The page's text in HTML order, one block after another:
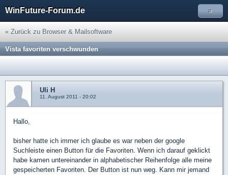
WinFuture-Forum.de »
« Zurück zu Browser & Mailsoftware
Vista favoriten verschwunden
Uli H
11. August 2011 - 20:02
Hallo,
bisher hatte ich immer ich glaube es war neben der google
Suchleiste einen Button für die Favoriten. Wenn ich darauf geklickt
habe kamen untereinander in alphabetischer Reihenfolge alle meine
gespeicherten Favoriten. Der Button ist nun weg. Kann mir jemand